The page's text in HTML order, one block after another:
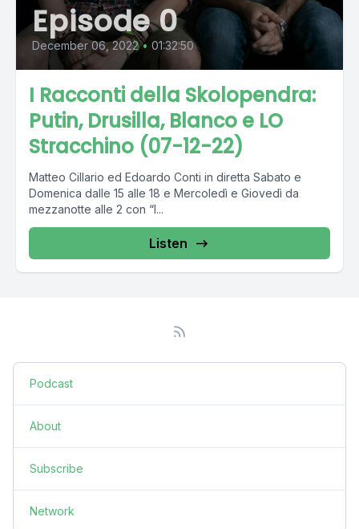
Episode 0
December 06, 2022 • 01:32:50
I Racconti della Skolopendra:
Putin, Drusilla, Blanco e LO
Stracchino (07-12-22)
Matteo Cillario ed Edoardo Conti in diretta Sabato e
Domenica dalle 15 alle 18 e Mercoledì e Giovedì da
mezzanotte alle 2 con “I...
Listen
Podcast
About
Subscribe
Network